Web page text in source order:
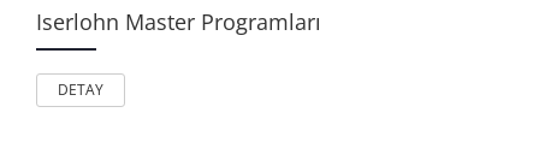
Iserlohn Master Programları
DETAY